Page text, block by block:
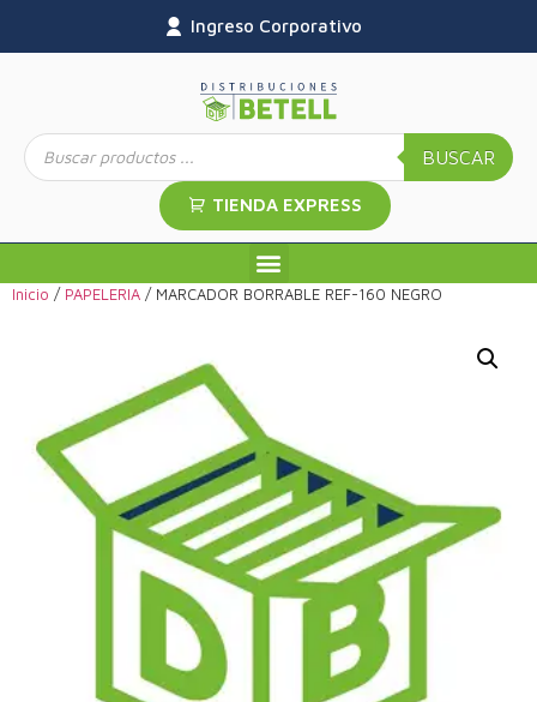
Ingreso Corporativo
BUSCAR
TIENDA EXPRESS
Inicio / PAPELERIA / MARCADOR BORRABLE REF-160 NEGRO